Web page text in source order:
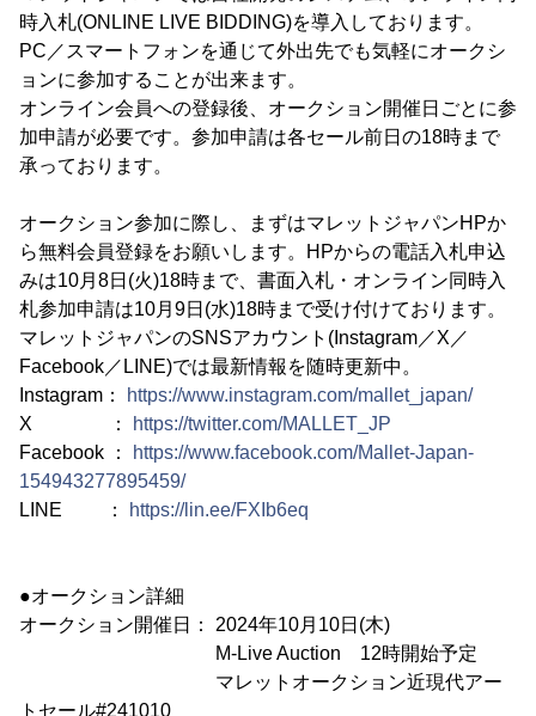
時入札(ONLINE LIVE BIDDING)を導入しております。
PC／スマートフォンを通じて外出先でも気軽にオークシ
ョンに参加することが出来ます。
オンライン会員への登録後、オークション開催日ごとに参
加申請が必要です。参加申請は各セール前日の18時まで
承っております。
オークション参加に際し、まずはマレットジャパンHPか
ら無料会員登録をお願いします。HPからの電話入札申込
みは10月8日(火)18時まで、書面入札・オンライン同時入
札参加申請は10月9日(水)18時まで受け付けております。
マレットジャパンのSNSアカウント(Instagram／X／
Facebook／LINE)では最新情報を随時更新中。
Instagram：
https://www.instagram.com/mallet_japan/
X ：
https://twitter.com/MALLET_JP
Facebook ：
https://www.facebook.com/Mallet-Japan-
154943277895459/
LINE ：
https://lin.ee/FXIb6eq
●オークション詳細
オークション開催日： 2024年10月10日(木)
M-Live Auction 12時開始予定
マレットオークション近現代アー
トセール#241010